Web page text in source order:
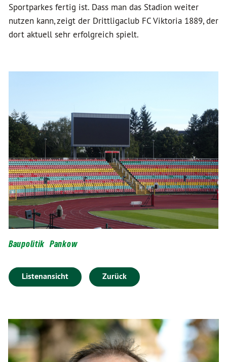
Sportparkes fertig ist. Dass man das Stadion weiter
nutzen kann, zeigt der Drittligaclub FC Viktoria 1889, der
dort aktuell sehr erfolgreich spielt.
Baupolitik Pankow
Listenansicht Zurück